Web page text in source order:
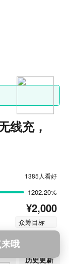
线充，
1385人看好
1202.20%
¥2,000
众筹目标
历史更新
哦